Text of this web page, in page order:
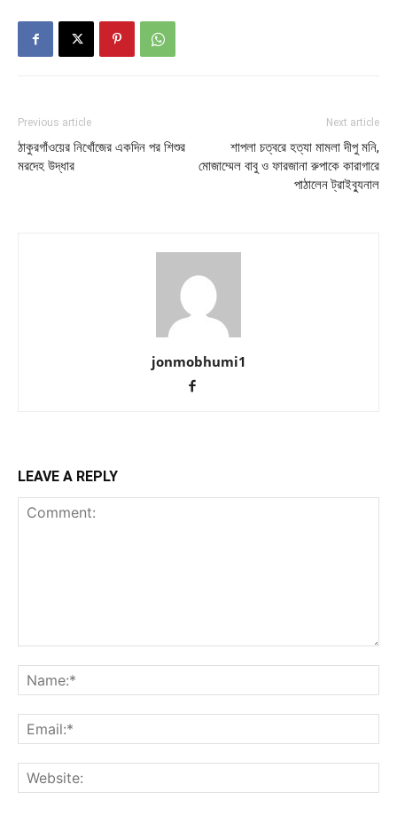
Previous article
ঠাকুরগাঁওয়ের নিখোঁজের একদিন পর শিশুর
মরদেহ উদ্ধার
Next article
শাপলা চত্বরে হত্যা মামলা দীপু মনি,
মোজাম্মেল বাবু ও ফারজানা রুপাকে কারাগারে
পাঠালেন ট্রাইব্যুনাল
jonmobhumi1
LEAVE A REPLY